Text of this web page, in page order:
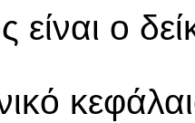
είναι ο